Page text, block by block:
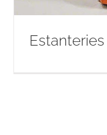
Estanteries